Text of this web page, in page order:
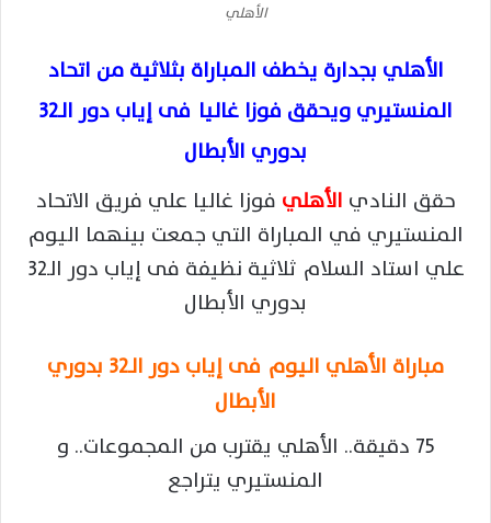
الأهلي
الأهلي بجدارة يخطف المباراة بثلاثية من اتحاد
المنستيري ويحقق فوزا غاليا فى إياب دور الـ32
بدوري الأبطال
حقق النادي الأهلي فوزا غاليا علي فريق الاتحاد
المنستيري في المباراة التي جمعت بينهما اليوم
علي استاد السلام ثلاثية نظيفة فى إياب دور الـ32
بدوري الأبطال
مباراة الأهلي اليوم
فى إياب دور الـ32 بدوري
الأبطال
75 دقيقة.. الأهلي يقترب من المجموعات.. و
المنستيري يتراجع